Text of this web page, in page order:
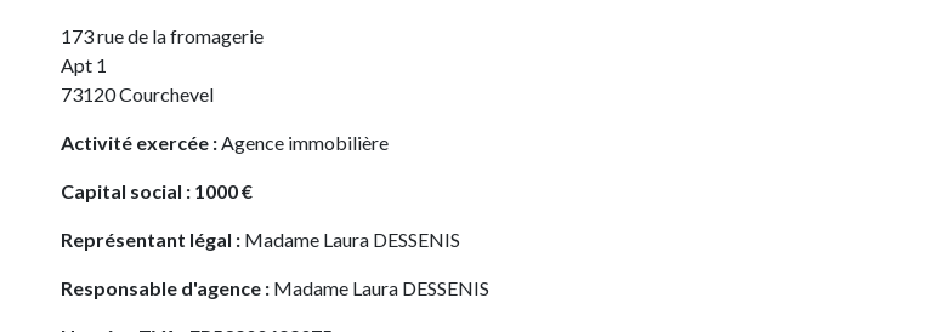
173 rue de la fromagerie
Apt 1
73120 Courchevel
Activité exercée : Agence immobilière
Capital social : 1000 €
Représentant légal : Madame Laura DESSENIS
Responsable d'agence : Madame Laura DESSENIS